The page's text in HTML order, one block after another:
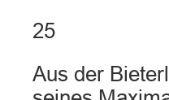
25
Aus der